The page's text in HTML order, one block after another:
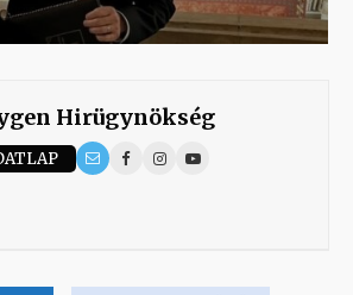
Hirügynökség